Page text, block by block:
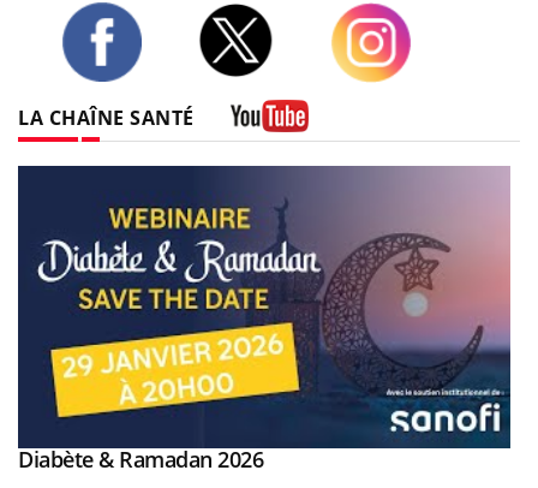
LA CHAÎNE SANTÉ
Youtube
Diabète & Ramadan 2026Youtube